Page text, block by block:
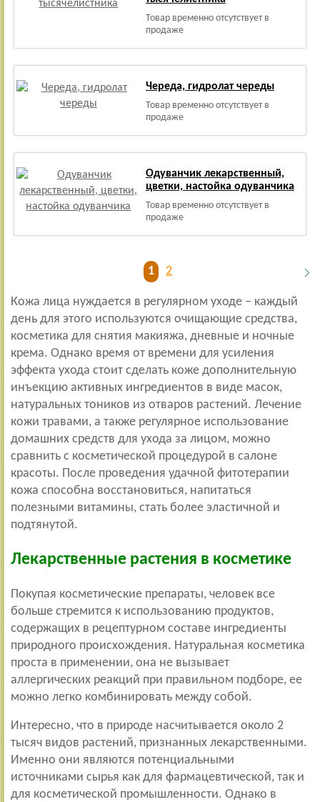
Товар временно отсутствует в
продаже
Череда, гидролат череды
Товар временно отсутствует в
продаже
Одуванчик лекарственный,
цветки, настойка одуванчика
Товар временно отсутствует в
продаже
1 2
Кожа лица нуждается в регулярном уходе – каждый
день для этого используются очищающие средства,
косметика для снятия макияжа, дневные и ночные
крема. Однако время от времени для усиления
эффекта ухода стоит сделать коже дополнительную
инъекцию активных ингредиентов в виде масок,
натуральных тоников из отваров растений. Лечение
кожи травами, а также регулярное использование
домашних средств для ухода за лицом, можно
сравнить с косметической процедурой в салоне
красоты. После проведения удачной фитотерапии
кожа способна восстановиться, напитаться
полезными витамины, стать более эластичной и
подтянутой.
Лекарственные растения в косметике
Покупая косметические препараты, человек все
больше стремится к использованию продуктов,
содержащих в рецептурном составе ингредиенты
природного происхождения. Натуральная косметика
проста в применении, она не вызывает
аллергических реакций при правильном подборе, ее
можно легко комбинировать между собой.
Интересно, что в природе насчитывается около 2
тысяч видов растений, признанных лекарственными.
Именно они являются потенциальными
источниками сырья как для фармацевтической, так и
для косметической промышленности. Однако в